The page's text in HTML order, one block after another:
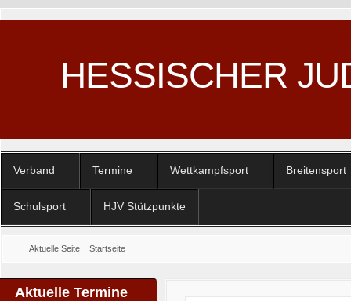
HESSISCHER
Verband Termine Wettkampfsport Breitensport
Schulsport HJV Stützpunkte
Aktuelle Seite: Startseite
Aktuelle Termine